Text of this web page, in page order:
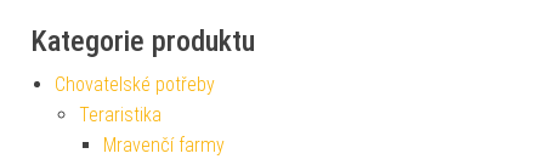
Kategorie produktu
Chovatelské potřeby
Teraristika
Mravenčí farmy